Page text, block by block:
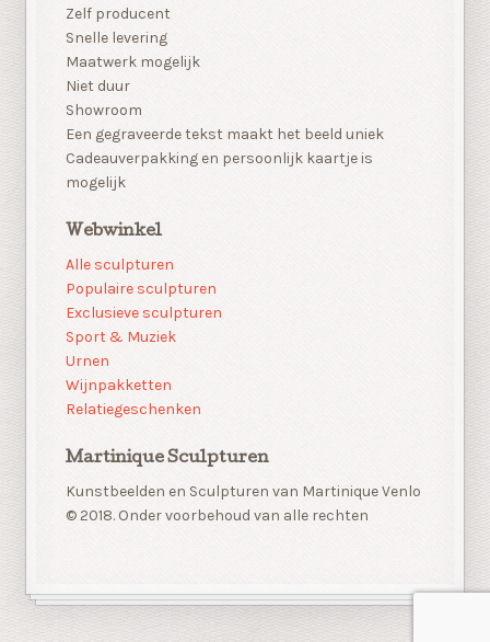
Zelf producent
Snelle levering
Maatwerk mogelijk
Niet duur
Showroom
Een gegraveerde tekst maakt het beeld uniek
Cadeauverpakking en persoonlijk kaartje is
mogelijk
Webwinkel
Alle sculpturen
Populaire sculpturen
Exclusieve sculpturen
Sport & Muziek
Urnen
Wijnpakketten
Relatiegeschenken
Martinique Sculpturen
Kunstbeelden en Sculpturen van Martinique Venlo
© 2018. Onder voorbehoud van alle rechten